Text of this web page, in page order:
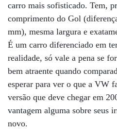
carro mais sofisticado. Tem,
comprimento do Gol
mm), mesma largura e
É um carro diferenciado em
realidade, só vale a pena se
bem atraente quando
esperar para ver o que a VW
versão que deve chegar em
vantagem alguma sobre seus
novo.